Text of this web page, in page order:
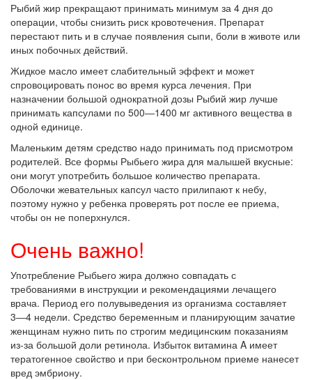
Рыбий жир прекращают принимать минимум за 4 дня до
операции, чтобы снизить риск кровотечения. Препарат
перестают пить и в случае появления сыпи, боли в животе или
иных побочных действий.
Жидкое масло имеет слабительный эффект и может
спровоцировать понос во время курса лечения. При
назначении большой однократной дозы Рыбий жир лучше
принимать капсулами по 500―1400 мг активного вещества в
одной единице.
Маленьким детям средство надо принимать под присмотром
родителей. Все формы Рыбьего жира для малышей вкусные:
они могут употребить большое количество препарата.
Оболочки жевательных капсул часто прилипают к небу,
поэтому нужно у ребенка проверять рот после ее приема,
чтобы он не поперхнулся.
Очень важно!
Употребление Рыбьего жира должно совпадать с
требованиями в инструкции и рекомендациями лечащего
врача. Период его полувыведения из организма составляет
3―4 недели. Средство беременным и планирующим зачатие
женщинам нужно пить по строгим медицинским показаниям
из-за большой доли ретинола. Избыток витамина A имеет
тератогенное свойство и при бесконтрольном приеме нанесет
вред эмбриону.